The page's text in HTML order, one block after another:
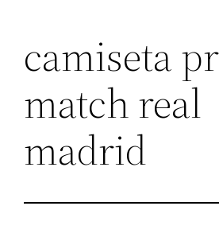
camiseta
match real
madrid